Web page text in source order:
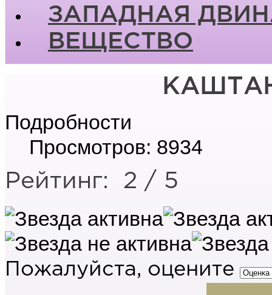
ЗАПАДНАЯ
ВЕЩЕСТВО
Подробности
Просмотров: 8934
Рейтинг: 2 / 5
Пожалуйста, оцените